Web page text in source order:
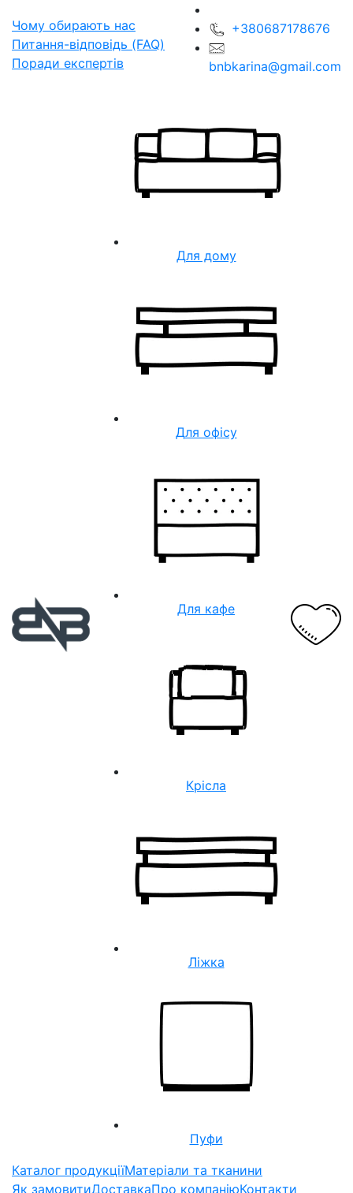
Чому обирають нас
Питання-відповідь (FAQ)
Поради експертів
+380687178676
bnbkarina@gmail.com
Для дому
Для офісу
Для кафе
Крісла
Ліжка
Пуфи
Каталог продукціїМатеріали та тканини
Як замовитиДоставкаПро компаніюКонтакти